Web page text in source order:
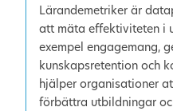
Lärandemetriker är
att mäta effektiviteten i
exempel engagemang,
kunskapsretention och
hjälper organisationer
förbättra utbildningar